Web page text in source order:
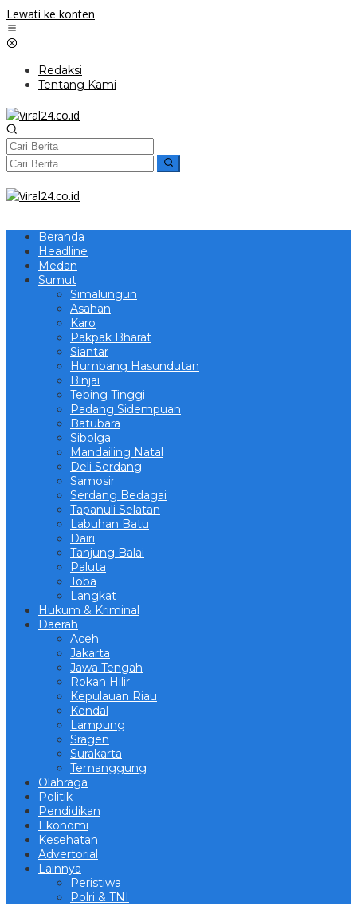
Lewati ke konten
Redaksi
Tentang Kami
Beranda
Headline
Medan
Sumut
Simalungun
Asahan
Karo
Pakpak Bharat
Siantar
Humbang Hasundutan
Binjai
Tebing Tinggi
Padang Sidempuan
Batubara
Sibolga
Mandailing Natal
Deli Serdang
Samosir
Serdang Bedagai
Tapanuli Selatan
Labuhan Batu
Dairi
Tanjung Balai
Paluta
Toba
Langkat
Hukum & Kriminal
Daerah
Aceh
Jakarta
Jawa Tengah
Rokan Hilir
Kepulauan Riau
Kendal
Lampung
Sragen
Surakarta
Temanggung
Olahraga
Politik
Pendidikan
Ekonomi
Kesehatan
Advertorial
Lainnya
Peristiwa
Polri & TNI